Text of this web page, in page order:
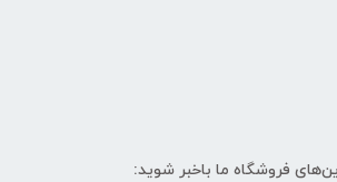
فروشگاه ما باخبر شوید: